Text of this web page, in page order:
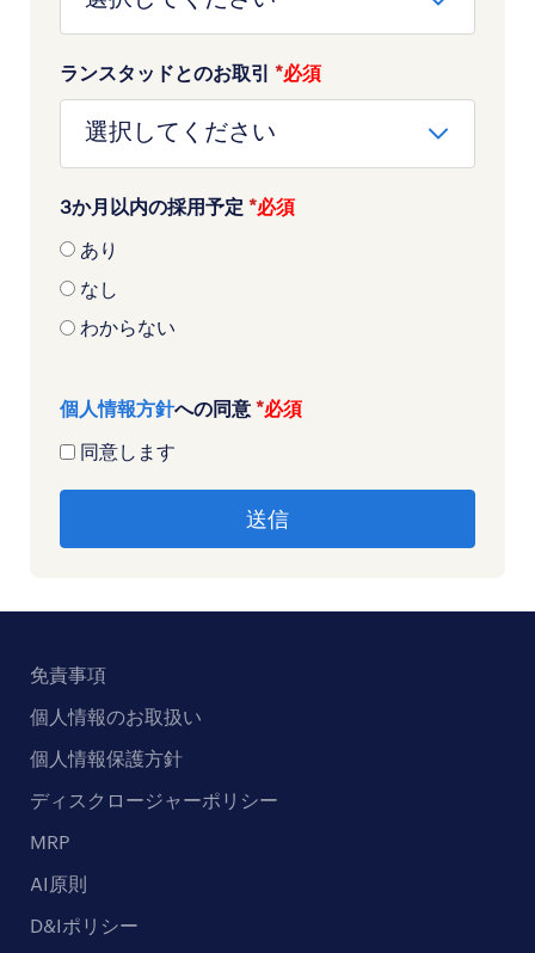
ランスタッドとのお取引 *
3か月以内の採用予定 *
あり
なし
わからない
個人情報方針への同意 *
同意します
免責事項
個人情報のお取扱い
個人情報保護方針
ディスクロージャーポリシー
MRP
AI原則
D&Iポリシー